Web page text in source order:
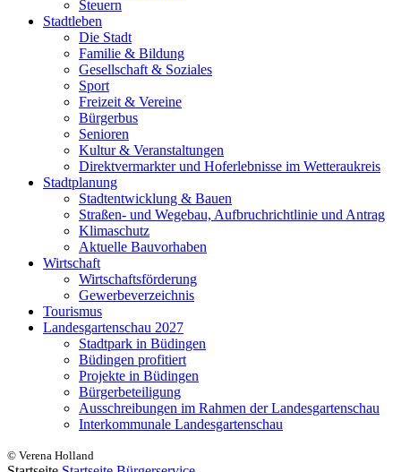
Steuern
Stadtleben
Die Stadt
Familie & Bildung
Gesellschaft & Soziales
Sport
Freizeit & Vereine
Bürgerbus
Senioren
Kultur & Veranstaltungen
Direktvermarkter und Hoferlebnisse im Wetteraukreis
Stadtplanung
Stadtentwicklung & Bauen
Straßen- und Wegebau, Aufbruchrichtlinie und Antrag
Klimaschutz
Aktuelle Bauvorhaben
Wirtschaft
Wirtschaftsförderung
Gewerbeverzeichnis
Tourismus
Landesgartenschau 2027
Stadtpark in Büdingen
Büdingen profitiert
Projekte in Büdingen
Bürgerbeteiligung
Ausschreibungen im Rahmen der Landesgartenschau
Interkommunale Landesgartenschau
© Verena Holland